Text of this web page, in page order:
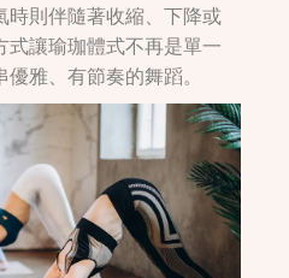
時則伴隨著收縮、下降或
式讓瑜珈體式不再是單一
雅、有節奏的舞蹈。